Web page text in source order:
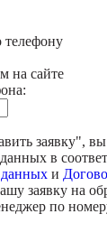
телефону
на сайте
заявку", вы
в
данных и
заявку на
по